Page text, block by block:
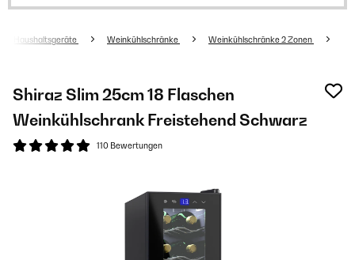
Haushaltsgeräte Weinkühlschränke Weinkühlschränke 2 Zonen
Shiraz Slim 25cm 18 Flaschen
Weinkühlschrank Freistehend​ Schwarz
110 Bewertungen